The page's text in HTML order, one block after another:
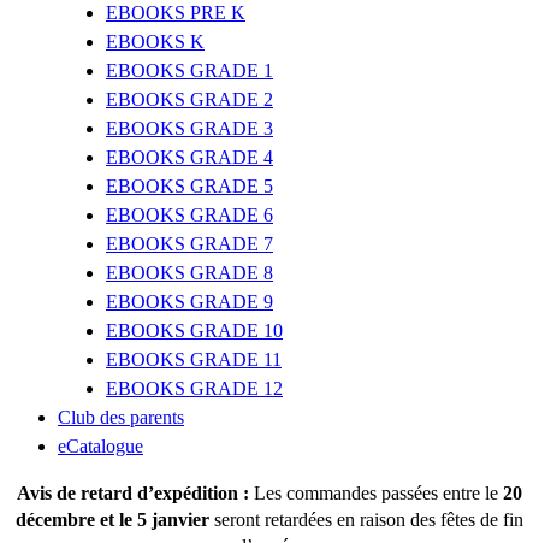
EBOOKS PRE K
EBOOKS K
EBOOKS GRADE 1
EBOOKS GRADE 2
EBOOKS GRADE 3
EBOOKS GRADE 4
EBOOKS GRADE 5
EBOOKS GRADE 6
EBOOKS GRADE 7
EBOOKS GRADE 8
EBOOKS GRADE 9
EBOOKS GRADE 10
EBOOKS GRADE 11
EBOOKS GRADE 12
Club des parents
eCatalogue
Avis de retard d’expédition : Les commandes passées entre le 20
décembre et le 5 janvier seront retardées en raison des fêtes de fin